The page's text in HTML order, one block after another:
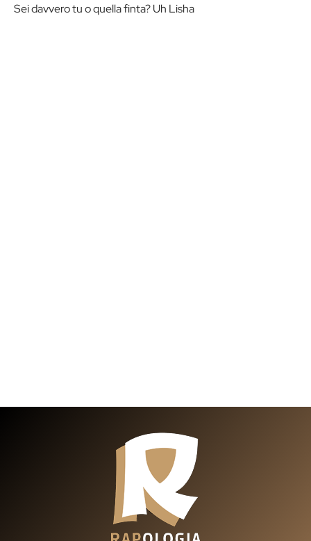
Sei davvero tu o quella finta? Uh Lisha